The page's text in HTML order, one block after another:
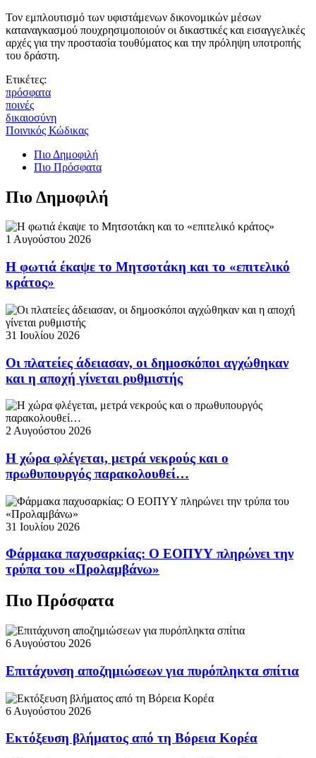
Τον εμπλουτισμό των υφιστάμενων δικονομικών μέσων
καταναγκασμού πουχρησιμοποιούν οι δικαστικές και εισαγγελικές
αρχές για την προστασία τουθύματος και την πρόληψη υποτροπής
του δράστη.
Ετικέτες:
πρόσφατα
ποινές
δικαιοσύνη
Ποινικός Κώδικας
Πιο Δημοφιλή
Πιο Πρόσφατα
Πιο Δημοφιλή
1 Αυγούστου 2026
Η φωτιά έκαψε το Μητσοτάκη και το «επιτελικό
κράτος»
31 Ιουλίου 2026
Οι πλατείες άδειασαν, οι δημοσκόποι αγχώθηκαν
και η αποχή γίνεται ρυθμιστής
2 Αυγούστου 2026
Η χώρα φλέγεται, μετρά νεκρούς και ο
πρωθυπουργός παρακολουθεί…
31 Ιουλίου 2026
Φάρμακα παχυσαρκίας: Ο ΕΟΠΥΥ πληρώνει την
τρύπα του «Προλαμβάνω»
Πιο Πρόσφατα
6 Αυγούστου 2026
Επιτάχυνση αποζημιώσεων για πυρόπληκτα σπίτια
6 Αυγούστου 2026
Εκτόξευση βλήματος από τη Βόρεια Κορέα